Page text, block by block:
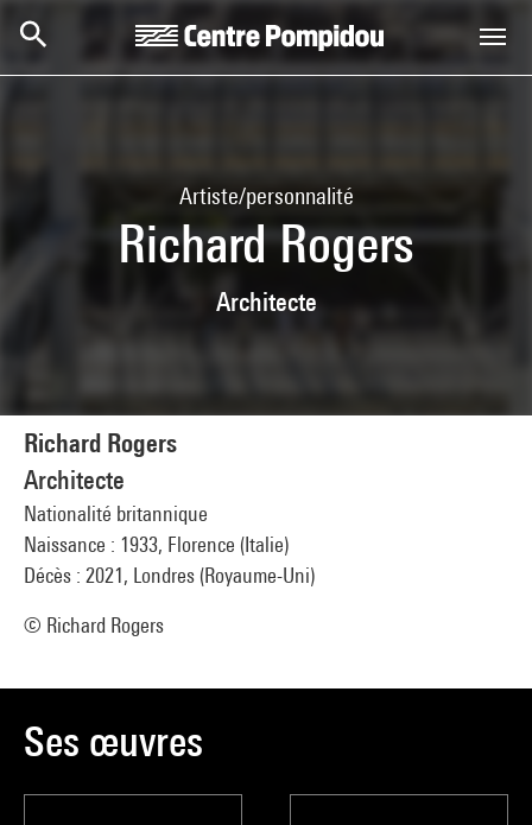
Artiste/personnalité
Richard Rogers
Architecte
Richard Rogers
Architecte
Nationalité britannique
Naissance : 1933, Florence (Italie)
Décès : 2021, Londres (Royaume-Uni)
© Richard Rogers
Ses œuvres